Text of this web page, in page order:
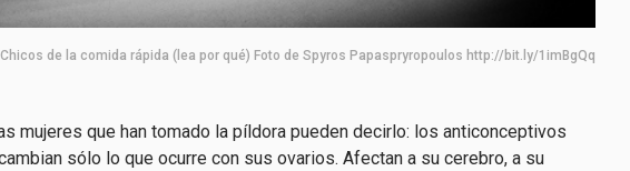
Chicos de la comida rápida (lea por qué) Foto de Spyros Papaspryropoulos http://bit.ly/1imBgQq
mujeres que han tomado la píldora pueden decirlo: los anticonceptivos
sólo lo que ocurre con sus ovarios. Afectan a su cerebro, a su